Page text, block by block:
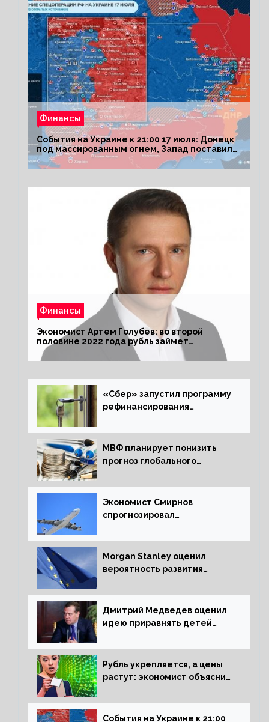
Финансы
События на Украине к 21:00 17 июля: Донецк
под массированным огнем, Запад поставил
Киеву ультиматум
Финансы
Экономист Артем Голубев: во второй
половине 2022 года рубль займет
комфортный курс
«Сбер» запустил программу
рефинансирования
МВФ планирует понизить
прогноз глобального
следующем отчете
Экономист Смирнов
спрогнозировал
России
Morgan Stanley оценил
вероятность развития
Дмитрий Медведев оценил
идею приравнять детей
Рубль укрепляется, а цены
растут: экономист объяснил
на рынок РФ
События на Украине к 21:00